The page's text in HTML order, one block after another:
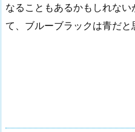
なることもあるかもしれな
て、ブルーブラックは青だと